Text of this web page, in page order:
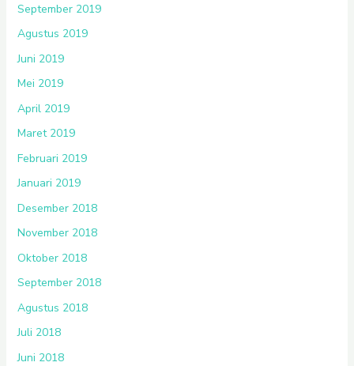
September 2019
Agustus 2019
Juni 2019
Mei 2019
April 2019
Maret 2019
Februari 2019
Januari 2019
Desember 2018
November 2018
Oktober 2018
September 2018
Agustus 2018
Juli 2018
Juni 2018